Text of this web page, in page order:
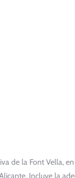
de la Font Vella,
Incluye la